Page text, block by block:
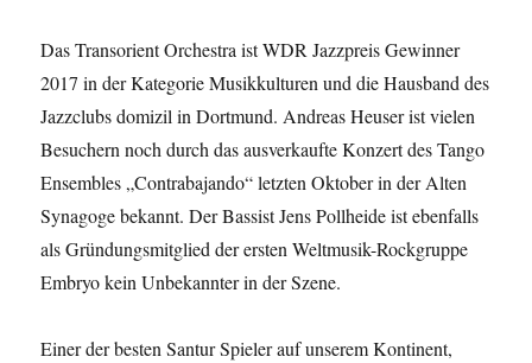
Das Transorient Orchestra ist WDR Jazzpreis Gewinner
2017 in der Kategorie Musikkulturen und die Hausband des
Jazzclubs domizil in Dortmund. Andreas Heuser ist vielen
Besuchern noch durch das ausverkaufte Konzert des Tango
Ensembles „Contrabajando“ letzten Oktober in der Alten
Synagoge bekannt. Der Bassist Jens Pollheide ist ebenfalls
als Gründungsmitglied der ersten Weltmusik-Rockgruppe
Embryo kein Unbekannter in der Szene.
Einer der besten Santur Spieler auf unserem Kontinent,